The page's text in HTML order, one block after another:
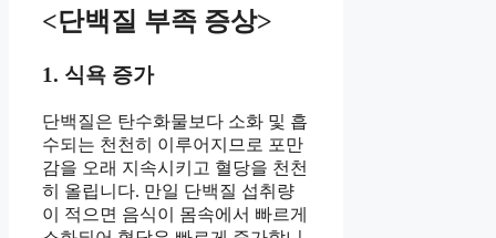
<단백질 부족 증상>
1. 식욕 증가
단백질은 탄수화물보다 소화 및 흡
수되는 천천히 이루어지므로 포만
감을 오래 지속시키고 혈당을 천천
히 올립니다. 만일 단백질 섭취량
이 적으면 음식이 몸속에서 빠르게